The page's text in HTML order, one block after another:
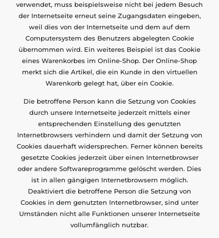
verwendet, muss beispielsweise nicht bei jedem Besuch
der Internetseite erneut seine Zugangsdaten eingeben,
weil dies von der Internetseite und dem auf dem
Computersystem des Benutzers abgelegten Cookie
übernommen wird. Ein weiteres Beispiel ist das Cookie
eines Warenkorbes im Online-Shop. Der Online-Shop
merkt sich die Artikel, die ein Kunde in den virtuellen
Warenkorb gelegt hat, über ein Cookie.
Die betroffene Person kann die Setzung von Cookies
durch unsere Internetseite jederzeit mittels einer
entsprechenden Einstellung des genutzten
Internetbrowsers verhindern und damit der Setzung von
Cookies dauerhaft widersprechen. Ferner können bereits
gesetzte Cookies jederzeit über einen Internetbrowser
oder andere Softwareprogramme gelöscht werden. Dies
ist in allen gängigen Internetbrowsern möglich.
Deaktiviert die betroffene Person die Setzung von
Cookies in dem genutzten Internetbrowser, sind unter
Umständen nicht alle Funktionen unserer Internetseite
vollumfänglich nutzbar.